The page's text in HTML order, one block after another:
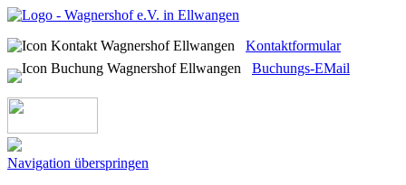
Kontaktformular
Buchungs-EMail
Navigation überspringen